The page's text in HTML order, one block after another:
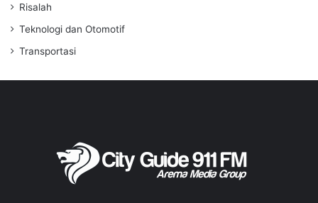
Risalah
Teknologi dan Otomotif
Transportasi